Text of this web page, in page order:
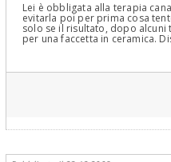
Lei è obbligata alla terapia
evitarla poi per prima cosa
solo se il risultato, dopo alcuni
per una faccetta in ceramica.